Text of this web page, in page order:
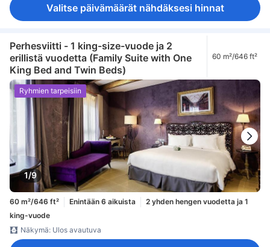
Valitse päivämäärät nähdäksesi hinnat
Perhesviitti - 1 king-size-vuode ja 2
erillistä vuodetta (Family Suite with One
King Bed and Twin Beds)
60 m²/646 ft²
1/9
Ryhmien tarpeisiin
60 m²/646 ft² Enintään 6 aikuista
2 yhden hengen vuodetta ja 1
king-vuode
Näkymä: Ulos avautuva